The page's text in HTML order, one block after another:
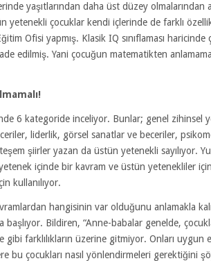
yaşıtlarından daha üst düzey olmalarından
yetenekli çocuklar kendi içlerinde de farklı
Ofisi yapmış. Klasik IQ sınıflaması haricinde
edilmiş. Yani çocuğun matematikten
6 kategoride inceliyor. Bunlar; genel zihinsel
liderlik, görsel sanatlar ve beceriler,
şiirler yazan da üstün yetenekli sayılıyor.
içinde bir kavram ve üstün yetenekliler
kullanılıyor.
hangisinin var olduğunu anlamakla
başlıyor. Bildiren, “Anne-babalar genelde,
farklılıkların üzerine gitmiyor. Onları uygun
bu çocukları nasıl yönlendirmeleri gerektiğini